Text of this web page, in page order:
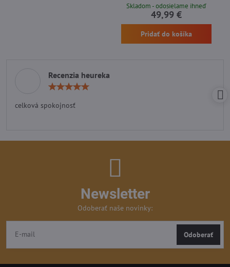
Skladom - odosielame ihneď
49,99 €
Pridať do košíka
Recenzia heureka
celková spokojnosť
Newsletter
Odoberať naše novinky:
Odoberať